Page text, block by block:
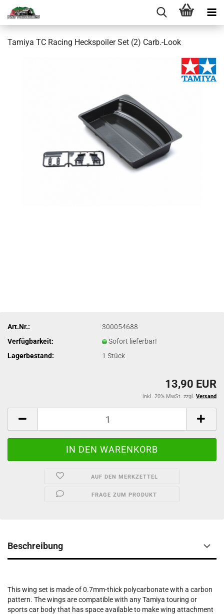
Tamiya TC Racing Heckspoiler Set (2) Carb.-Look
Art.Nr.:
300054688
Verfügbarkeit:
Sofort lieferbar!
Lagerbestand:
1Stück
13,90 EUR
inkl. 20% MwSt. zzgl. Versand
AUF DEN MERKZETTEL
FRAGE ZUM PRODUKT
Beschreibung
This wing set is made of 0.7mm-thick polycarbonate with a carbon
pattern. The wings are compatible with any Tamiya touring or
sports car body that has space available to make wing attachment